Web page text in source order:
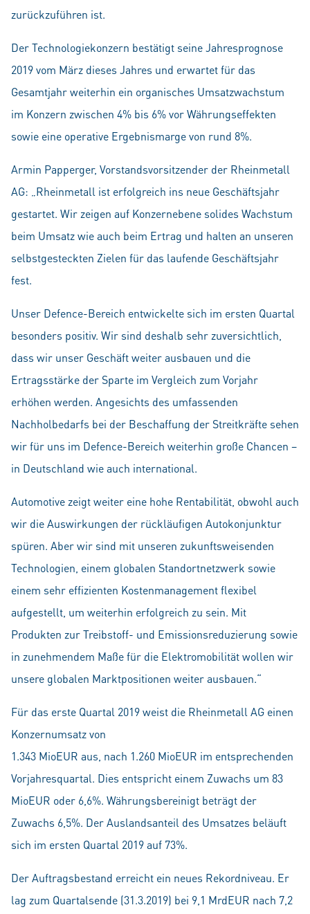
zurückzuführen ist.
Der Technologiekonzern bestätigt seine Jahresprognose
2019 vom März dieses Jahres und erwartet für das
Gesamtjahr weiterhin ein organisches Umsatzwachstum
im Konzern zwischen 4% bis 6% vor Währungseffekten
sowie eine operative Ergebnismarge von rund 8%.
Armin Papperger, Vorstandsvorsitzender der Rheinmetall
AG: „Rheinmetall ist erfolgreich ins neue Geschäftsjahr
gestartet. Wir zeigen auf Konzernebene solides Wachstum
beim Umsatz wie auch beim Ertrag und halten an unseren
selbstgesteckten Zielen für das laufende Geschäftsjahr
fest.
Unser Defence-Bereich entwickelte sich im ersten Quartal
besonders positiv. Wir sind deshalb sehr zuversichtlich,
dass wir unser Geschäft weiter ausbauen und die
Ertragsstärke der Sparte im Vergleich zum Vorjahr
erhöhen werden. Angesichts des umfassenden
Nachholbedarfs bei der Beschaffung der Streitkräfte sehen
wir für uns im Defence-Bereich weiterhin große Chancen –
in Deutschland wie auch international.
Automotive zeigt weiter eine hohe Rentabilität, obwohl auch
wir die Auswirkungen der rückläufigen Autokonjunktur
spüren. Aber wir sind mit unseren zukunftsweisenden
Technologien, einem globalen Standortnetzwerk sowie
einem sehr effizienten Kostenmanagement flexibel
aufgestellt, um weiterhin erfolgreich zu sein. Mit
Produkten zur Treibstoff- und Emissionsreduzierung sowie
in zunehmendem Maße für die Elektromobilität wollen wir
unsere globalen Marktpositionen weiter ausbauen.“
Für das erste Quartal 2019 weist die Rheinmetall AG einen
Konzernumsatz von
1.343 MioEUR aus, nach 1.260 MioEUR im entsprechenden
Vorjahresquartal. Dies entspricht einem Zuwachs um 83
MioEUR oder 6,6%. Währungsbereinigt beträgt der
Zuwachs 6,5%. Der Auslandsanteil des Umsatzes beläuft
sich im ersten Quartal 2019 auf 73%.
Der Auftragsbestand erreicht ein neues Rekordniveau. Er
lag zum Quartalsende (31.3.2019) bei 9,1 MrdEUR nach 7,2